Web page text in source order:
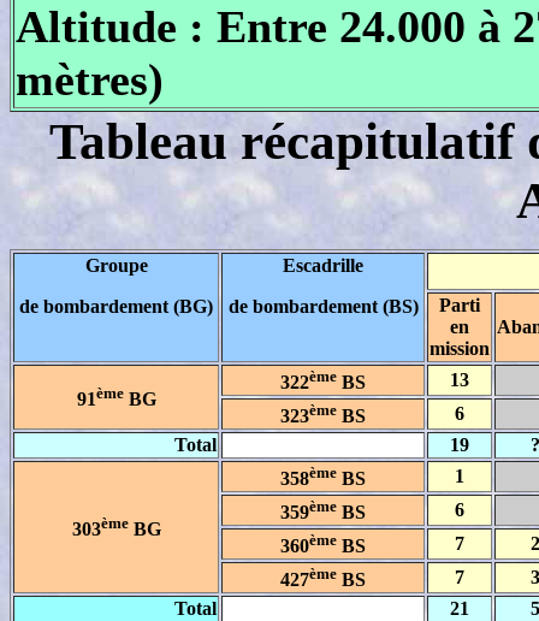
Altitude : Entre 24.000 à
mètres)
Tableau récapitulatif
Groupe
de bombardement (BG)
Escadrille
de bombardement (BS)
Parti
en
mission
91èmeBG
322ème BS
13
323ème BS
6
Total
19 ?
303èmeBG
358ème BS
1
359ème BS
6
360ème BS 7
2
427ème BS 7
3
Total
21 5